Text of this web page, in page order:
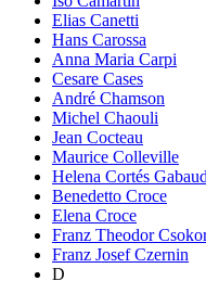
Elias Canetti
Hans Carossa
Anna Maria Carpi
Cesare Cases
André Chamson
Michel Chaouli
Jean Cocteau
Maurice Colleville
Helena Cortés
Benedetto Croce
Elena Croce
Franz Theodor
Franz Josef Czernin
D